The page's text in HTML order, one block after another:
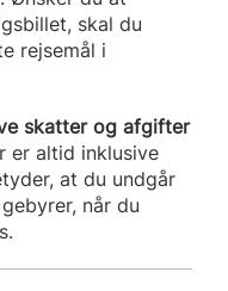
skal du
rejsemål i
skatter og afgifter
er altid inklusive
at du undgår
når du